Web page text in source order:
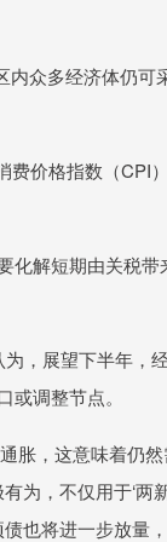
众多经济体仍可
价格指数（CPI
化解短期由关税
，展望下半年，
调整节点。
胀，这意味着仍
为，不仅用于‘两
也将进一步放量